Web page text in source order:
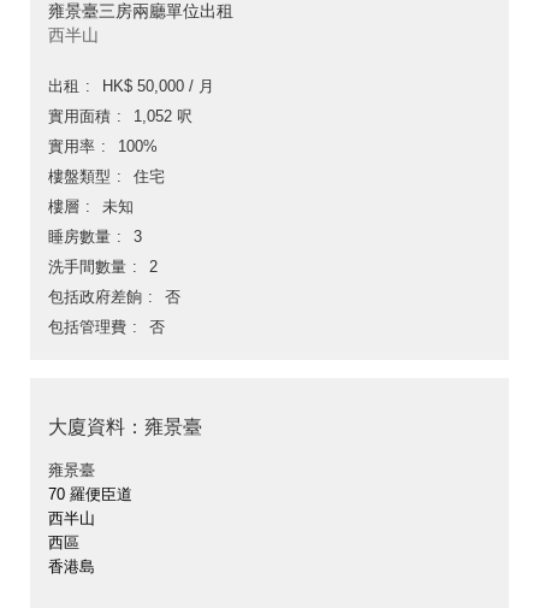
雍景臺三房兩廳單位出租
西半山
出租
HK$ 50,000 / 月
實用面積
1,052 呎
實用率
100%
樓盤類型
住宅
樓層
未知
睡房數量
3
洗手間數量
2
包括政府差餉
否
包括管理費
否
大廈資料：雍景臺
雍景臺
70 羅便臣道
西半山
西區
香港島